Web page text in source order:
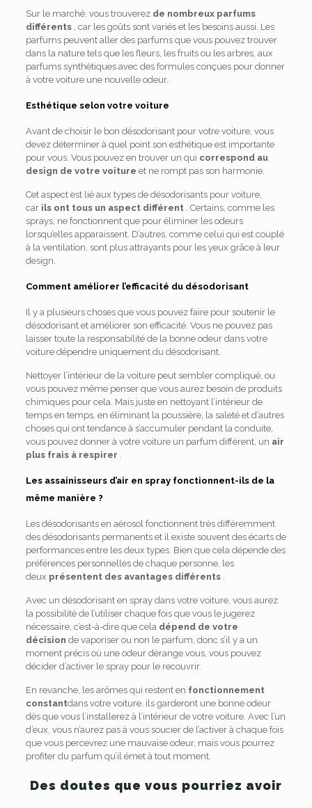
Sur le marché, vous trouverez de nombreux parfums
différents, car les goûts sont variés et les besoins aussi. Les
parfums peuvent aller des parfums que vous pouvez trouver
dans la nature tels que les fleurs, les fruits ou les arbres, aux
parfums synthétiques avec des formules conçues pour donner
à votre voiture une nouvelle odeur.
Esthétique selon votre voiture
Avant de choisir le bon désodorisant pour votre voiture, vous
devez déterminer à quel point son esthétique est importante
pour vous. Vous pouvez en trouver un qui correspond au
design de votre voiture et ne rompt pas son harmonie.
Cet aspect est lié aux types de désodorisants pour voiture,
car ils ont tous un aspect différent. Certains, comme les
sprays, ne fonctionnent que pour éliminer les odeurs
lorsqu’elles apparaissent. D’autres, comme celui qui est couplé
à la ventilation, sont plus attrayants pour les yeux grâce à leur
design.
Comment améliorer l’efficacité du désodorisant
Il y a plusieurs choses que vous pouvez faire pour soutenir le
désodorisant et améliorer son efficacité. Vous ne pouvez pas
laisser toute la responsabilité de la bonne odeur dans votre
voiture dépendre uniquement du désodorisant.
Nettoyer l’intérieur de la voiture peut sembler compliqué, ou
vous pouvez même penser que vous aurez besoin de produits
chimiques pour cela. Mais juste en nettoyant l’intérieur de
temps en temps, en éliminant la poussière, la saleté et d’autres
choses qui ont tendance à s’accumuler pendant la conduite,
vous pouvez donner à votre voiture un parfum différent, un air
plus frais à respirer .
Les assainisseurs d’air en spray fonctionnent-ils de la
même manière ?
Les désodorisants en aérosol fonctionnent très différemment
des désodorisants permanents et il existe souvent des écarts de
performances entre les deux types. Bien que cela dépende des
préférences personnelles de chaque personne, les
deux présentent des avantages différents.
Avec un désodorisant en spray dans votre voiture, vous aurez
la possibilité de l’utiliser chaque fois que vous le jugerez
nécessaire, c’est-à-dire que cela dépend de votre
décision de vaporiser ou non le parfum, donc s’il y a un
moment précis où une odeur dérange vous, vous pouvez
décider d’activer le spray pour le recouvrir.
En revanche, les arômes qui restent en fonctionnement
constantdans votre voiture, ils garderont une bonne odeur
dès que vous l’installerez à l’intérieur de votre voiture. Avec l’un
d’eux, vous n’aurez pas à vous soucier de l’activer à chaque fois
que vous percevrez une mauvaise odeur, mais vous pourrez
profiter du parfum qu’il émet à tout moment.
Des doutes que vous pourriez avoir